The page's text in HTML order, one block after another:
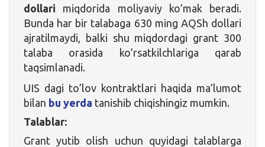
dollari miqdorida moliyaviy ko’mak beradi.
Bunda har bir talabaga 630 ming AQSh dollari
ajratilmaydi, balki shu miqdordagi grant 300
talaba orasida ko’rsatkilchlariga qarab
taqsimlanadi.
UIS dagi to’lov kontraktlari haqida ma’lumot
bilan bu yerda tanishib chiqishingiz mumkin.
Talablar:
Grant yutib olish uchun quyidagi talablarga